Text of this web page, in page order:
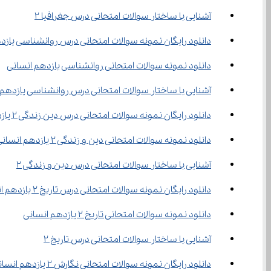
آشنایی با ساختار سوالات امتحانی درس جغرافیا ۲
دانلود رایگان نمونه سوالات امتحانی درس روانشناسی
دانلود نمونه سوالات امتحانی روانشناسی یازدهم انسانی
آشنایی با ساختار سوالات امتحانی درس روانشناسی یازدهم
دانلود رایگان نمونه سوالات امتحانی درس دین زندگی 2 یازدهم انسانی
دانلود نمونه سوالات امتحانی دین و زندگی 2 یازدهم انسانی
آشنایی با ساختار سوالات امتحانی درس دین و زندگی ۲
دانلود رایگان نمونه سوالات امتحانی درس تاریخ 2 یازدهم انسانی
دانلود نمونه سوالات امتحانی تاریخ 2 یازدهم انسانی
آشنایی با ساختار سوالات امتحانی درس تاریخ ۲
دانلود رایگان نمونه سوالات امتحانی نگارش 2 یازدهم انسانی